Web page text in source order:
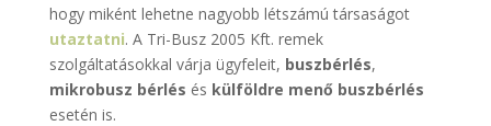
hogy miként lehetne nagyobb létszámú társaságot
utaztatni. A Tri-Busz 2005 Kft. remek
szolgáltatásokkal várja ügyfeleit, buszbérlés,
mikrobusz bérlés és külföldre menő buszbérlés
esetén is.